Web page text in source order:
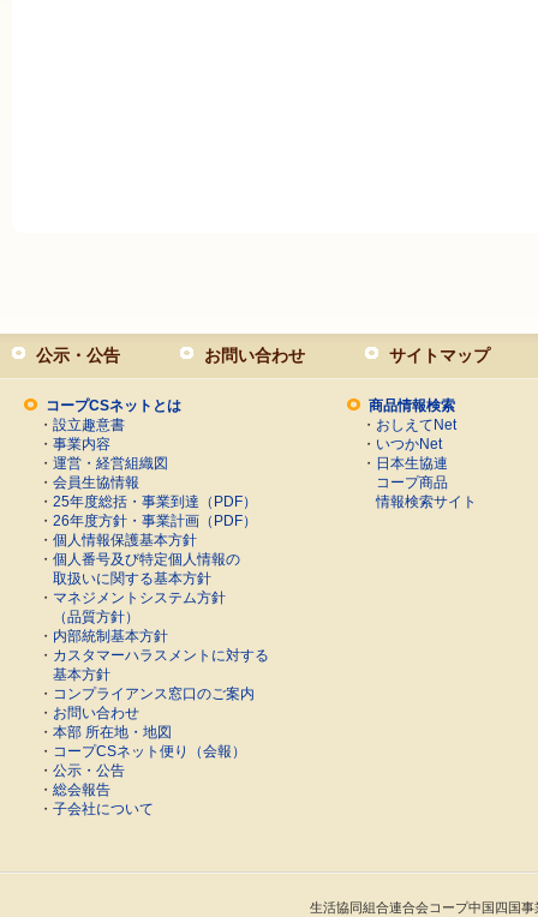
公示・公告 お問い合わせ サイトマップ
コープCSネットとは
・ 設立趣意書
・ 事業内容
・ 運営・経営組織図
・ 会員生協情報
・ 25年度総括・事業到達（PDF）
・ 26年度方針・事業計画（PDF）
・ 個人情報保護基本方針
・ 個人番号及び特定個人情報の
取扱いに関する基本方針
・ マネジメントシステム方針
（品質方針）
・ 内部統制基本方針
・ カスタマーハラスメントに対する
基本方針
・ コンプライアンス窓口のご案内
・ お問い合わせ
・ 本部 所在地・地図
・ コープCSネット便り（会報）
・ 公示・公告
・ 総会報告
・ 子会社について
商品情報検索
・ おしえてNet
・ いつかNet
・ 日本生協連
コープ商品
情報検索サイト
生活協同組合連合会コープ中国四国